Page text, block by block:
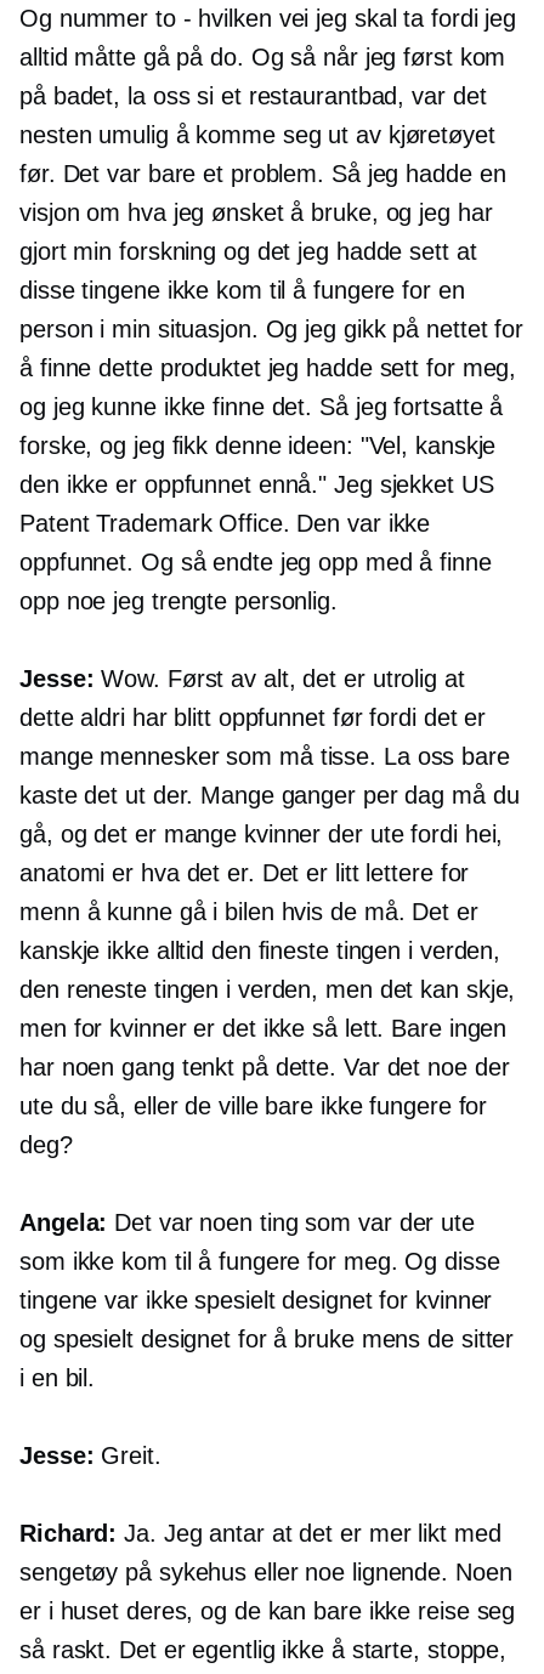
Og nummer to - hvilken vei jeg skal ta fordi jeg
alltid måtte gå på do. Og så når jeg først kom
på badet, la oss si et restaurantbad, var det
nesten umulig å komme seg ut av kjøretøyet
før. Det var bare et problem. Så jeg hadde en
visjon om hva jeg ønsket å bruke, og jeg har
gjort min forskning og det jeg hadde sett at
disse tingene ikke kom til å fungere for en
person i min situasjon. Og jeg gikk på nettet for
å finne dette produktet jeg hadde sett for meg,
og jeg kunne ikke finne det. Så jeg fortsatte å
forske, og jeg fikk denne ideen: "Vel, kanskje
den ikke er oppfunnet ennå." Jeg sjekket US
Patent Trademark Office. Den var ikke
oppfunnet. Og så endte jeg opp med å finne
opp noe jeg trengte personlig.
Jesse: Wow. Først av alt, det er utrolig at
dette aldri har blitt oppfunnet før fordi det er
mange mennesker som må tisse. La oss bare
kaste det ut der. Mange ganger per dag må du
gå, og det er mange kvinner der ute fordi hei,
anatomi er hva det er. Det er litt lettere for
menn å kunne gå i bilen hvis de må. Det er
kanskje ikke alltid den fineste tingen i verden,
den reneste tingen i verden, men det kan skje,
men for kvinner er det ikke så lett. Bare ingen
har noen gang tenkt på dette. Var det noe der
ute du så, eller de ville bare ikke fungere for
deg?
Angela: Det var noen ting som var der ute
som ikke kom til å fungere for meg. Og disse
tingene var ikke spesielt designet for kvinner
og spesielt designet for å bruke mens de sitter
i en bil.
Jesse: Greit.
Richard: Ja. Jeg antar at det er mer likt med
sengetøy på sykehus eller noe lignende. Noen
er i huset deres, og de kan bare ikke reise seg
så raskt. Det er egentlig ikke å starte, stoppe,